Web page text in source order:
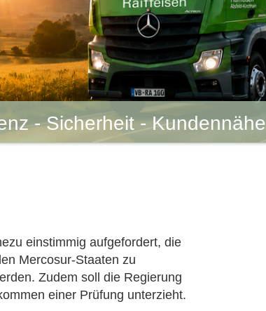
- Sicherheit - Kundennähe
einstimmig aufgefordert, die
Mercosur-Staaten zu
Zudem soll die Regierung
einer Prüfung unterzieht.